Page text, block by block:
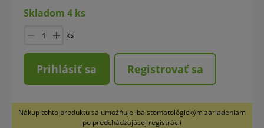
Skladom 4 ks
ks
Prihlásiť sa Registrovať sa
Nákup tohto produktu sa umožňuje iba stomatológickým zariadeniam
po predchádzajúcej registrácii